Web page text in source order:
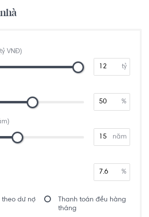
VNĐ)
tỷ
%
năm
%
theo dư nợ
Thanh toán đều hàng
tháng